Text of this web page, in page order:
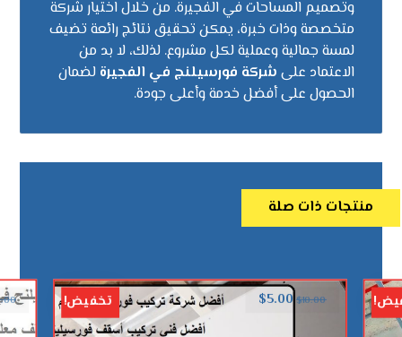
وتصميم المساحات في الفجيرة. من خلال اختيار شركة
متخصصة وذات خبرة، يمكن تحقيق نتائج رائعة تضيف
لمسة جمالية وعملية لكل مشروع. لذلك، لا بد من
الاعتماد على شركة فورسيلنج في الفجيرة لضمان
الحصول على أفضل خدمة وأعلى جودة.
منتجات ذات صلة
$10.00
$5.00 تخفيض!